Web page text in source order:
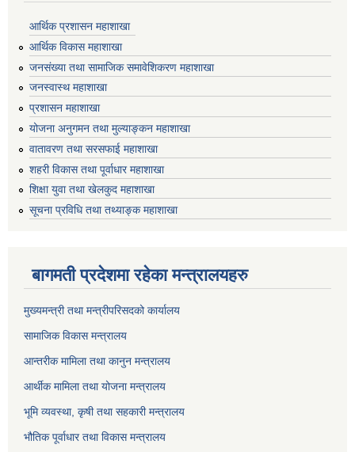
आर्थिक प्रशासन महाशाखा
आर्थिक विकास महाशाखा
जनसंख्या तथा सामाजिक समावेशिकरण महाशाखा
जनस्वास्थ महाशाखा
प्रशासन महाशाखा
योजना अनुगमन तथा मुल्याङ्कन महाशाखा
वातावरण तथा सरसफाई महाशाखा
शहरी विकास तथा पूर्वाधार महाशाखा
शिक्षा युवा तथा खेलकुद महाशाखा
सूचना प्रविधि तथा तथ्याङ्क महाशाखा
बागमती प्रदेशमा रहेका मन्त्रालयहरु
मुख्यमन्त्री तथा मन्त्रीपरिसदको कार्यालय
सामाजिक विकास मन्त्रालय
आन्तरीक मामिला तथा कानुन मन्त्रालय
आर्थीक मामिला तथा योजना मन्त्रालय
भूमि व्यवस्था, कृषी तथा सहकारी मन्त्रालय
भौतिक पूर्वाधार तथा विकास मन्त्रालय